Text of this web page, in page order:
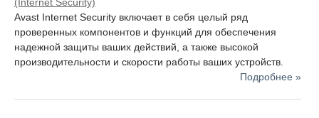
наибольший процент среди других антивирусных программ.
Среди продуктов компании важное место занимает Avast!
SecureLine VPN. Он шифрует сетевой трафик и скрывает
сокрытие IP-адреса. После этих операций пользователь
использует общедоступные сети Wi-Fi без опасений
Avast Internet Security включает в себя целый ряд
проверенных компонентов и функций для обеспечения
надежной защиты ваших действий, а также высокой
производительности и скорости работы ваших устройств.
Подробнее »